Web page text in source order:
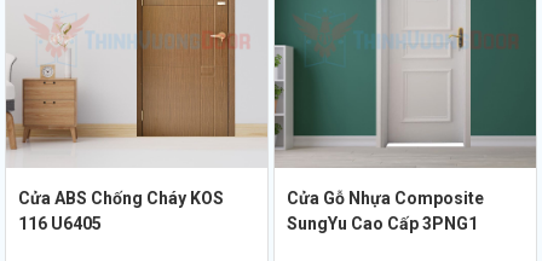
Cửa ABS Chống Cháy KOS
116 U6405
Cửa Gỗ Nhựa Composite
SungYu Cao Cấp 3PNG1